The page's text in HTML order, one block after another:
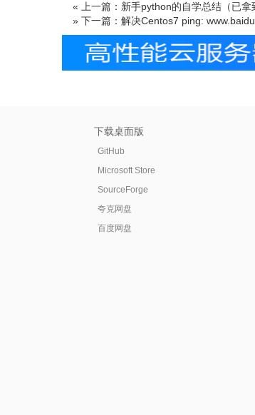
« 上一篇：新手python的自学总结（已拿
» 下一篇：解决Centos7 ping:
下载桌面版
GitHub
Microsoft Store
SourceForge
夸克网盘
百度网盘